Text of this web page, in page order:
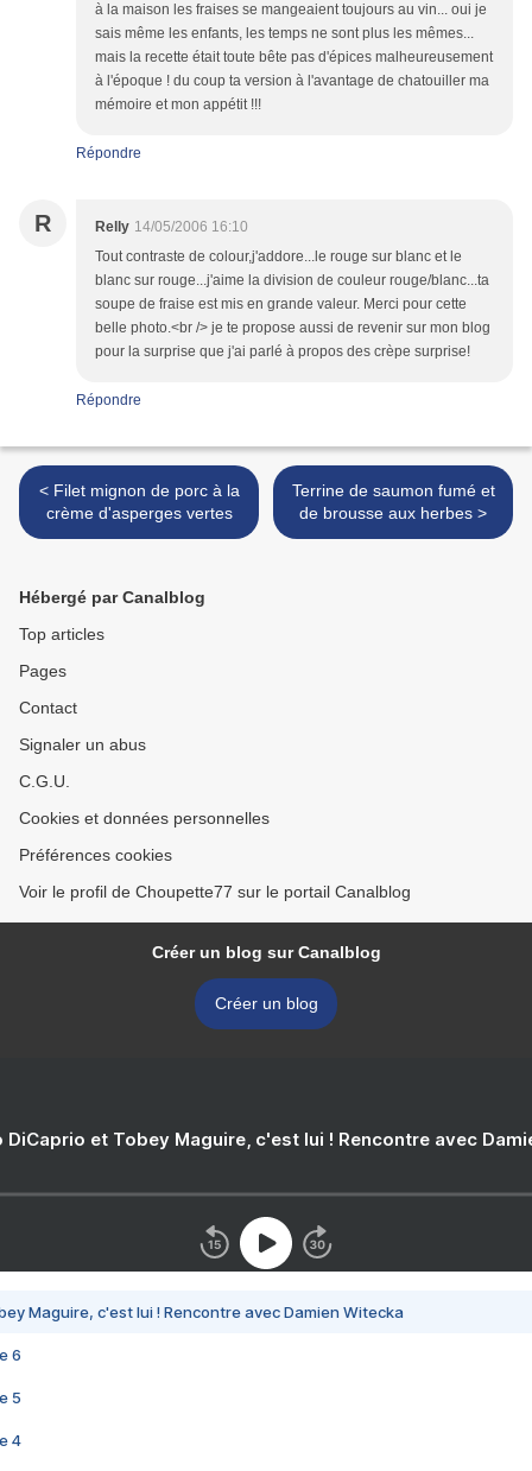
à la maison les fraises se mangeaient toujours au vin... oui je
sais même les enfants, les temps ne sont plus les mêmes...
mais la recette était toute bête pas d'épices malheureusement
à l'époque ! du coup ta version à l'avantage de chatouiller ma
mémoire et mon appétit !!!
Répondre
R Relly 14/05/2006 16:10
Tout contraste de colour,j'addore...le rouge sur blanc et le
blanc sur rouge...j'aime la division de couleur rouge/blanc...ta
soupe de fraise est mis en grande valeur. Merci pour cette
belle photo.<br /> je te propose aussi de revenir sur mon blog
pour la surprise que j'ai parlé à propos des crèpe surprise!
Répondre
< Filet mignon de porc à la
crème d'asperges vertes
Terrine de saumon fumé et
de brousse aux herbes >
Hébergé par Canalblog
Top articles
Pages
Contact
Signaler un abus
C.G.U.
Cookies et données personnelles
Préférences cookies
Voir le profil de Choupette77 sur le portail Canalblog
Créer un blog sur Canalblog
Créer un blog
DiCaprio et Tobey Maguire, c'est lui ! Rencontre avec
Maguire, c'est lui ! Rencontre avec Damien Witecka
6
5
4